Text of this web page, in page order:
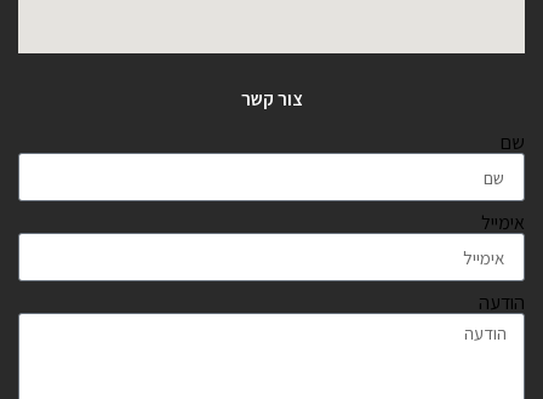
צור קשר
שם
אימייל
הודעה